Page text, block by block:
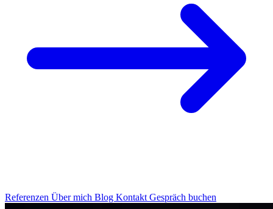
Referenzen Über mich Blog Kontakt Gespräch buchen